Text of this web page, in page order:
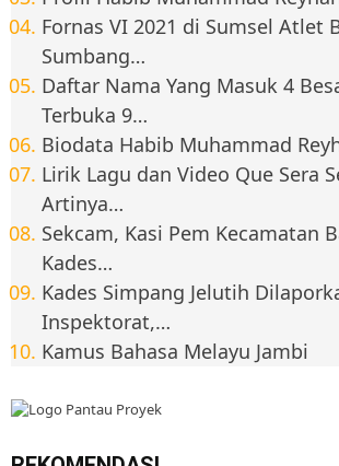
Fornas VI 2021 di Sumsel Atlet
Sumbang…
Daftar Nama Yang Masuk 4
Terbuka 9…
Biodata Habib Muhammad
Lirik Lagu dan Video Que Sera
Artinya…
Sekcam, Kasi Pem Kecamatan
Kades…
Kades Simpang Jelutih
Inspektorat,…
Kamus Bahasa Melayu Jambi